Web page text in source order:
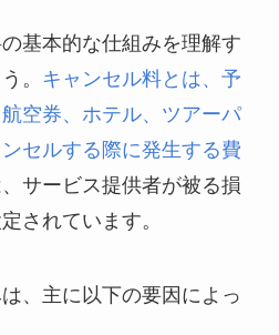
基本的な仕組みを理解す
。 キャンセル料とは、予
空券、ホテル、ツアーパ
セルする際に発生する費
サービス提供者が被る損
されています。
、主に以下の要因によっ